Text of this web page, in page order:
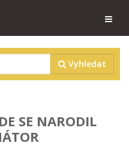
Vyhledat
SE NARODIL